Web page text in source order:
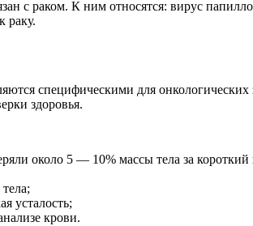
с раком. К ним относятся: вирус
раку.
специфическими для
здоровья.
около 5 — 10% массы тела за
усталость;
крови.